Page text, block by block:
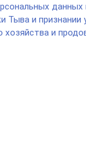
данных
Тыва и признании
хозяйства и